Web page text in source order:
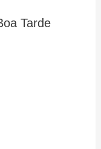
Tarde